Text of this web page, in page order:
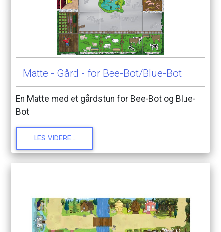
Matte - Gård - for Bee-Bot/Blue-Bot
En Matte med et gårdstun for Bee-Bot og Blue-
Bot
LES VIDERE...